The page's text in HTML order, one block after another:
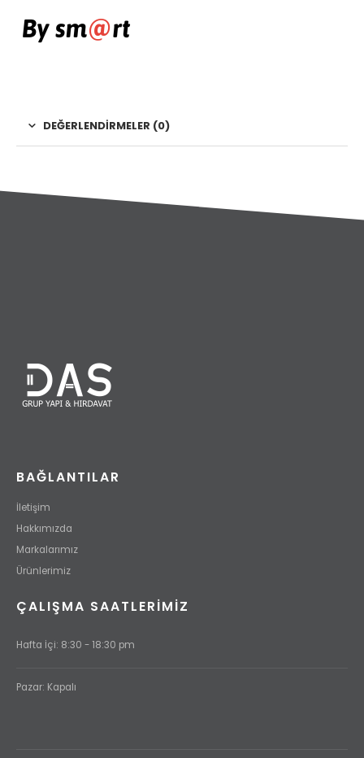
DEĞERLENDIRMELER (0)
BAĞLANTILAR
İletişim
Hakkımızda
Markalarımız
Ürünlerimiz
ÇALIŞMA SAATLERİMİZ
Hafta İçi: 8:30 - 18:30 pm
Pazar: Kapalı